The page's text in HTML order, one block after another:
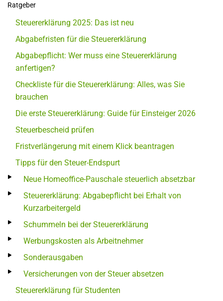
Ratgeber
Steuererklärung 2025: Das ist neu
Abgabefristen für die Steuererklärung
Abgabepflicht: Wer muss eine Steuererklärung
anfertigen?
Checkliste für die Steuererklärung: Alles, was Sie
brauchen
Die erste Steuererklärung: Guide für Einsteiger 2026
Steuerbescheid prüfen
Fristverlängerung mit einem Klick beantragen
Tipps für den Steuer-Endspurt
Neue Homeoffice-Pauschale steuerlich absetzbar
Steuererklärung: Abgabepflicht bei Erhalt von
Kurzarbeitergeld
Schummeln bei der Steuererklärung
Werbungskosten als Arbeitnehmer
Sonderausgaben
Versicherungen von der Steuer absetzen
Steuererklärung für Studenten